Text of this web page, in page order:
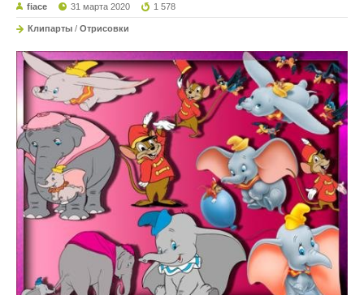
fiace 31 марта 2020 1 578
Клипарты / Отрисовки